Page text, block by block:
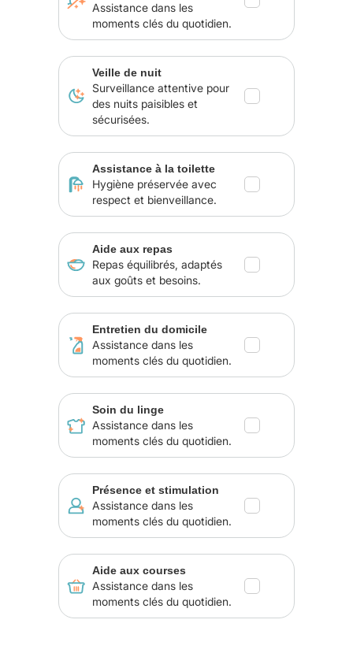
Assistance dans les
moments clés du quotidien.
Veille de nuit
Surveillance attentive pour
des nuits paisibles et
sécurisées.
Assistance à la toilette
Hygiène préservée avec
respect et bienveillance.
Aide aux repas
Repas équilibrés, adaptés
aux goûts et besoins.
Entretien du domicile
Assistance dans les
moments clés du quotidien.
Soin du linge
Assistance dans les
moments clés du quotidien.
Présence et stimulation
Assistance dans les
moments clés du quotidien.
Aide aux courses
Assistance dans les
moments clés du quotidien.